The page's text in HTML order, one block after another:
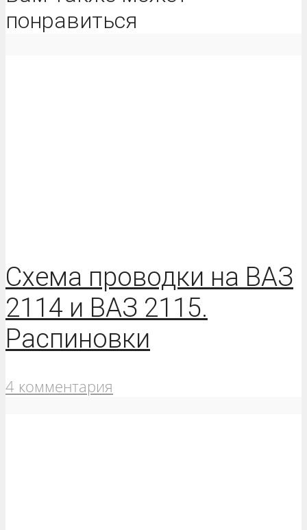
понравиться
Схема проводки на ВАЗ
2114 и ВАЗ 2115.
Распиновки
4 комментария